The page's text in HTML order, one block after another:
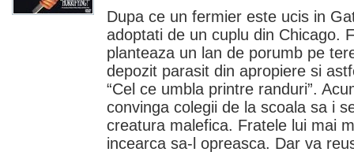
Dupa ce un fermier este ucis in
adoptati de un cuplu din Chicago.
planteaza un lan de porumb pe
depozit parasit din apropiere si
“Cel ce umbla printre randuri”.
convinga colegii de la scoala sa i
creatura malefica. Fratele lui mai
incearca sa-l opreasca. Dar va